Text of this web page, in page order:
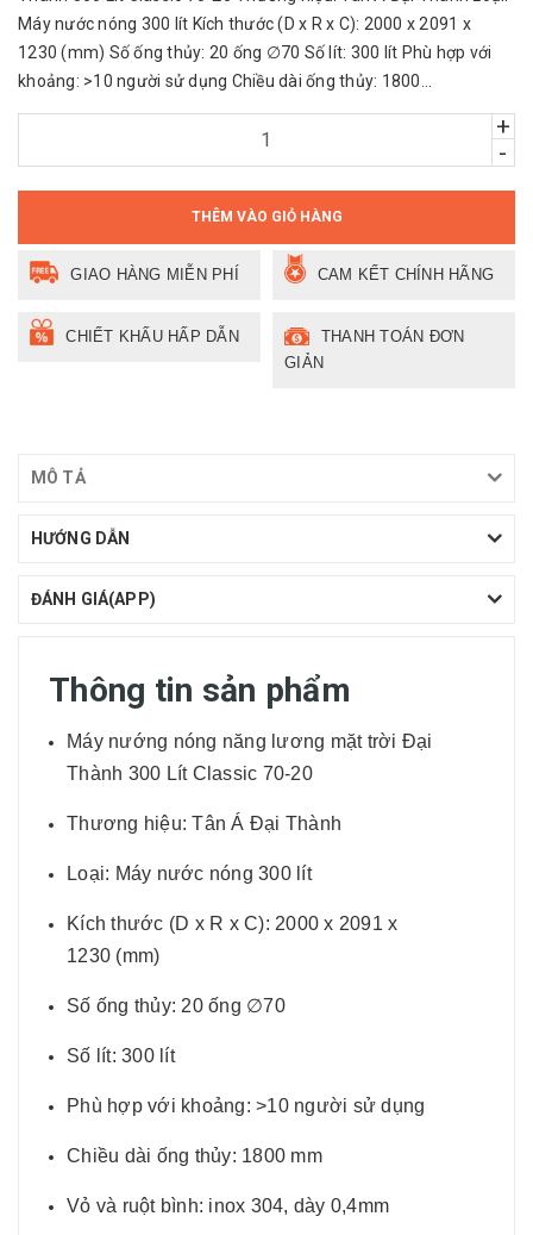
Máy nước nóng 300 lít Kích thước (D x R x C): 2000 x 2091 x
1230 (mm) Số ống thủy: 20 ống ∅70 Số lít: 300 lít Phù hợp với
khoảng: >10 người sử dụng Chiều dài ống thủy: 1800...
+
-
THÊM VÀO GIỎ HÀNG
GIAO HÀNG MIỄN PHÍ CAM KẾT CHÍNH HÃNG
CHIẾT KHẤU HẤP DẪN
THANH TOÁN ĐƠN
GIẢN
MÔ TẢ
HƯỚNG DẪN
ĐÁNH GIÁ(APP)
Thông tin sản phẩm
Máy nướng nóng năng lương mặt trời Đại
Thành 300 Lít Classic 70-20
Thương hiệu: Tân Á Đại Thành
Loại: Máy nước nóng 300 lít
Kích thước (D x R x C): 2000 x 2091 x
1230 (mm)
Số ống thủy: 20 ống ∅70
Số lít: 300 lít
Phù hợp với khoảng: >10 người sử dụng
Chiều dài ống thủy: 1800 mm
Vỏ và ruột bình: inox 304, dày 0,4mm